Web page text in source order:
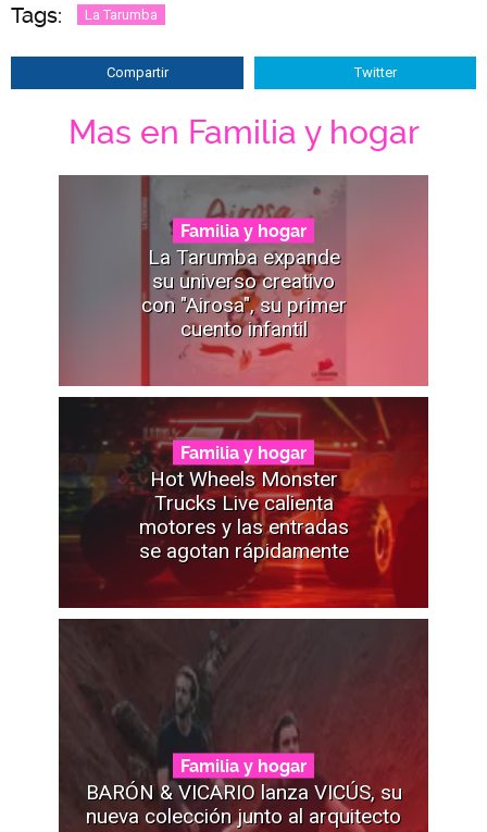
Tags: La Tarumba
Compartir Twitter
Mas en Familia y hogar
Familia y hogar
La Tarumba expande
su universo creativo
con "Airosa", su primer
cuento infantil
Familia y hogar
Hot Wheels Monster
Trucks Live calienta
motores y las entradas
se agotan rápidamente
Familia y hogar
BARÓN & VICARIO lanza VICÚS, su
nueva colección junto al arquitecto